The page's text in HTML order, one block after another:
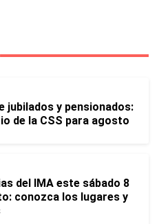
jubilados y pensionados:
de la CSS para agosto
del IMA este sábado 8
conozca los lugares y